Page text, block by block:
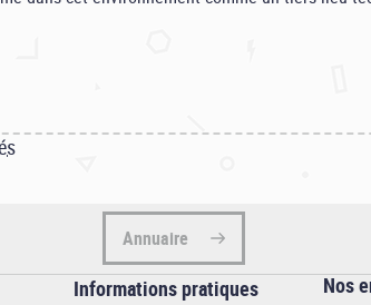
Annuaire
Informations
Informations pratiques
Nos